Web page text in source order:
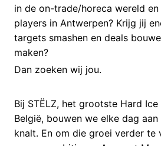
in de on-trade/horeca wereld
players in Antwerpen? Krijg jij
targets smashen en deals
maken?
Dan zoeken wij jou.
Bij STËLZ, het grootste Hard
België, bouwen we elke dag
knalt. En om die groei verder te